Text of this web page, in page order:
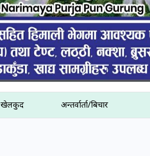
खेलकुद अन्तर्वार्ता/बिचार